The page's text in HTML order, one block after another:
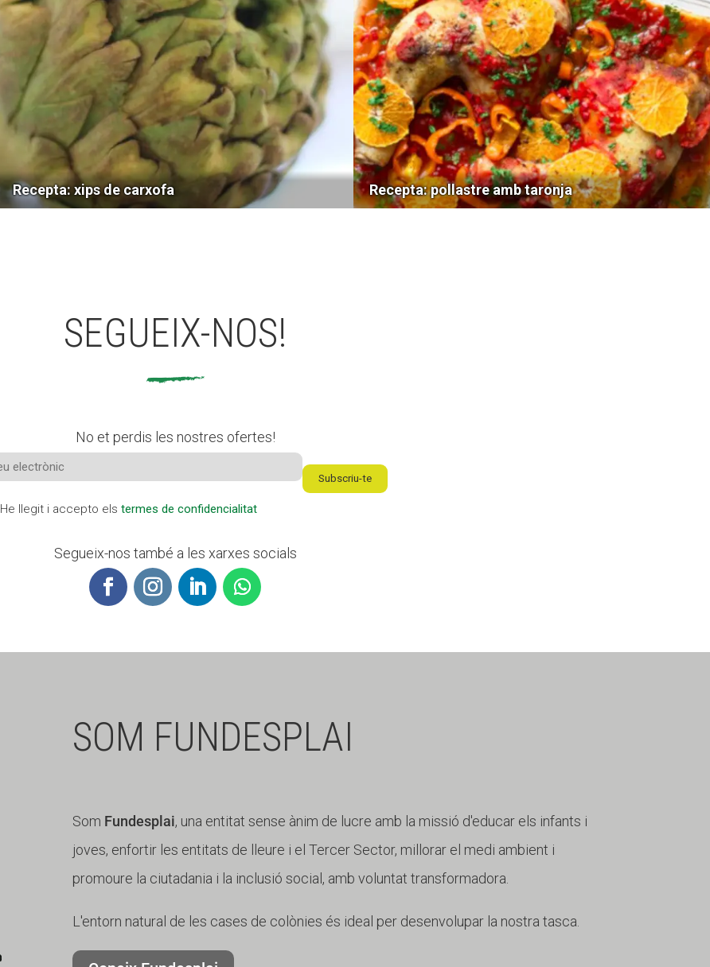
Recepta: xips de carxofa Recepta: pollastre amb taronja
SEGUEIX-NOS!
No et perdis les nostres ofertes!
He llegit i accepto elstermes de confidencialitat
Segueix-nos també a les xarxes socials
SOM FUNDESPLAI
Som Fundesplai, una entitat sense ànim de lucre amb la missió d'educar els infants i
joves, enfortir les entitats de lleure i el Tercer Sector, millorar el medi ambient i
promoure la ciutadania i la inclusió social, amb voluntat transformadora.
L'entorn natural de les cases de colònies és ideal per desenvolupar la nostra tasca.